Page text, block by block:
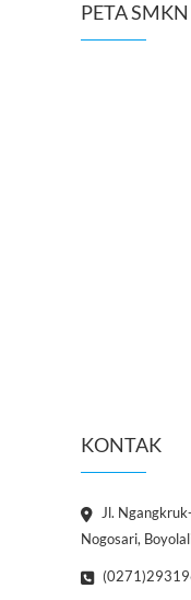
PETA
KONTAK
Jl.
Nogosari,